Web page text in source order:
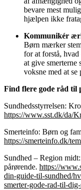
bevare mest
hjælpen ikke
Kommunikér
Børn mærker
for at forstå,
at give
voksne med at se
Find flere gode råd til
Sundhedsstyrrelsen:
https://www.sst.dk/da/
Smerteinfo: Børn og
https://smerteinfo.dk/
Sundhed – Region
pårørende. https://
din-guide-til-sundhed/
smerter-gode-rad-til-